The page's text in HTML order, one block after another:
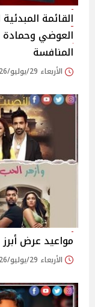
العوضي وحمادة
المنافسة
الأربعاء 29/يوليو/2026 - 12:17 م
مواعيد عرض أبرز
الأربعاء 29/يوليو/2026 - 12:07 ص